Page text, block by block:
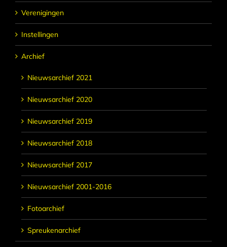
Verenigingen
Instellingen
Archief
Nieuwsarchief 2021
Nieuwsarchief 2020
Nieuwsarchief 2019
Nieuwsarchief 2018
Nieuwsarchief 2017
Nieuwsarchief 2001-2016
Fotoarchief
Spreukenarchief